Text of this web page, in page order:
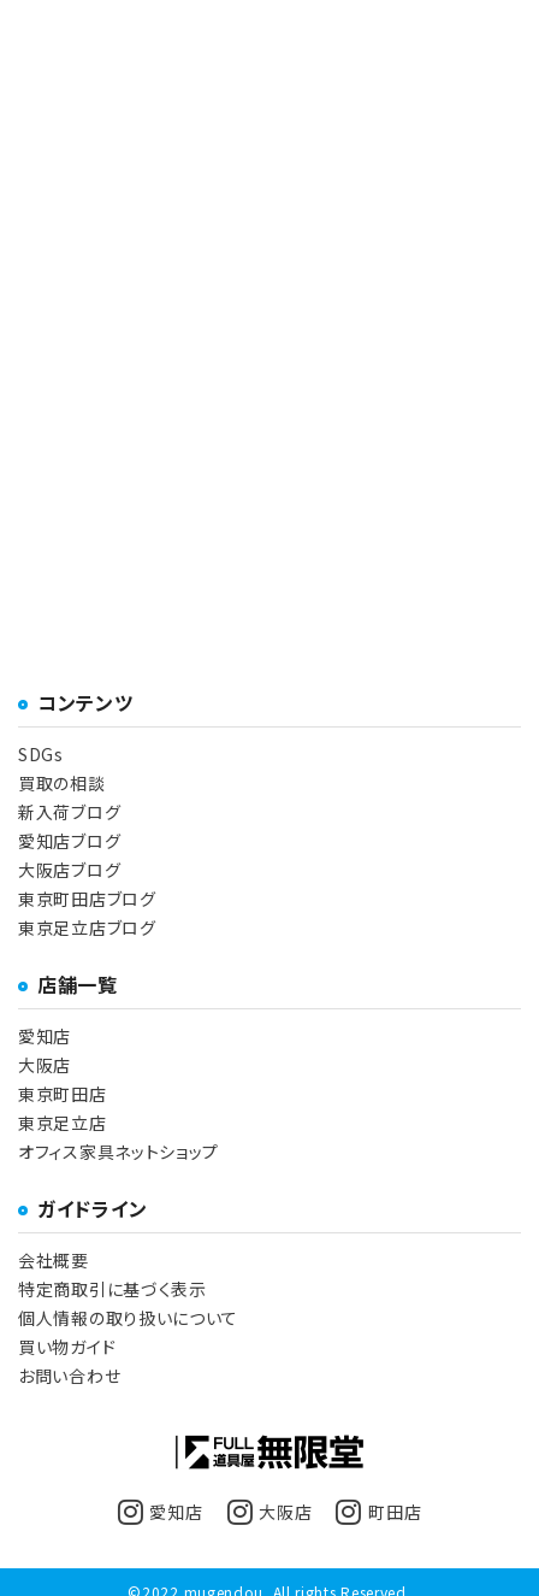
コンテンツ
SDGs
買取の相談
新入荷ブログ
愛知店ブログ
大阪店ブログ
東京町田店ブログ
東京足立店ブログ
店舗一覧
愛知店
大阪店
東京町田店
東京足立店
オフィス家具ネットショップ
ガイドライン
会社概要
特定商取引に基づく表示
個人情報の取り扱いについて
買い物ガイド
お問い合わせ
愛知店 大阪店 町田店
©2022 mugendou. All rights Reserved.